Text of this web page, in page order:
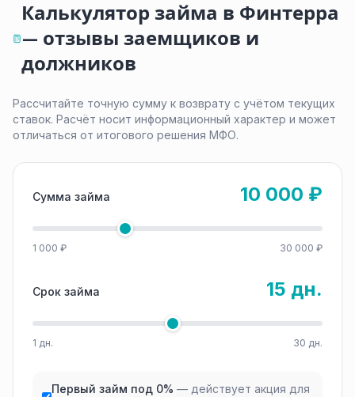
Калькулятор займа в Финтерра
— отзывы заемщиков и
должников
Рассчитайте точную сумму к возврату с учётом текущих
ставок. Расчёт носит информационный характер и может
отличаться от итогового решения МФО.
Сумма займа 10 000 ₽
1 000 ₽ 30 000 ₽
Срок займа 15 дн.
1 дн. 30 дн.
Первый займ под 0% — действует акция для